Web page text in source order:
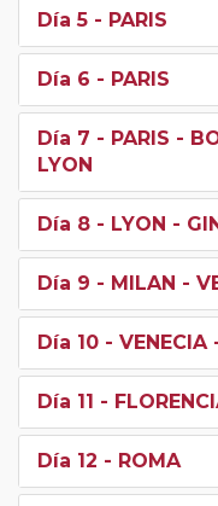
Día 5 - PARIS
Día 6 - PARIS
Día 7 - PARIS -
LYON
Día 8 - LYON -
Día 9 - MILAN -
Día 10 - VENECIA
Día 11 -
Día 12 - ROMA